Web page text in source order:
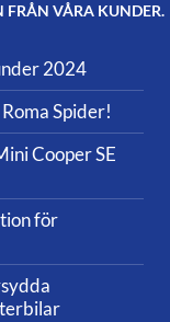
FRÅN VÅRA KUNDER.
2024
Spider!
Cooper SE
för